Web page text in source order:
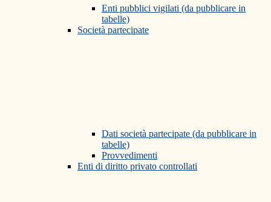
Enti pubblici vigilati (da pubblicare in
tabelle)
Società partecipate
Dati società partecipate (da pubblicare in
tabelle)
Provvedimenti
Enti di diritto privato controllati